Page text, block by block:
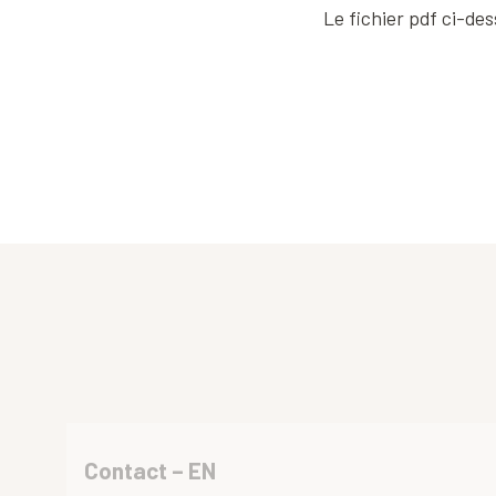
Le fichier pdf ci-
Contact – EN